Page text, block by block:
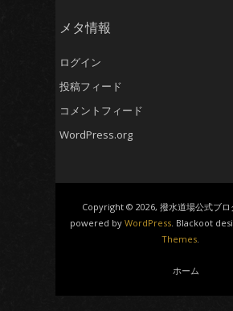
メタ情報
ログイン
投稿フィード
コメントフィード
WordPress.org
Copyright © 2026, 撥水道場公式ブ
powered by WordPress. Blackoot
Themes.
ホーム